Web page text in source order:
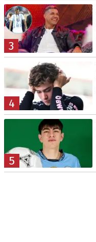
3
4
5